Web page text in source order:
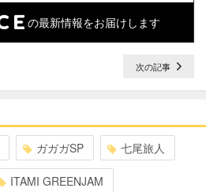
の最新情報をお届けします
次の記事
ガガガSP 七尾旅人
ITAMI GREENJAM